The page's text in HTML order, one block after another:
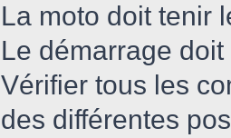
La moto doit tenir
Le démarrage
Vérifier tous les
des différentes